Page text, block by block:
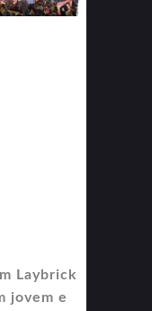
Laybrick
jovem e